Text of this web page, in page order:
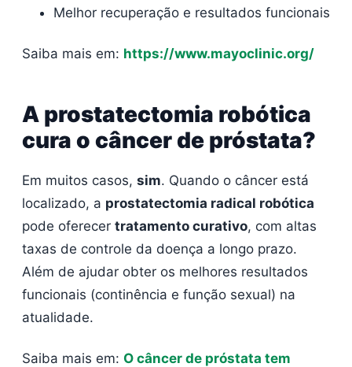
Melhor recuperação e resultados funcionais
Saiba mais em: https://www.mayoclinic.org/
A prostatectomia robótica
cura o câncer de próstata?
Em muitos casos, sim. Quando o câncer está
localizado, a prostatectomia radical robótica
pode oferecer tratamento curativo, com altas
taxas de controle da doença a longo prazo.
Além de ajudar obter os melhores resultados
funcionais (continência e função sexual) na
atualidade.
Saiba mais em: O câncer de próstata tem